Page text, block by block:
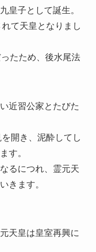
皇子として誕生。
て天皇となりまし
たため、後水尾法
近習公家とたびた
開き、泥酔してし
す。
るにつれ、霊元天
きます。
天皇は皇室再興に